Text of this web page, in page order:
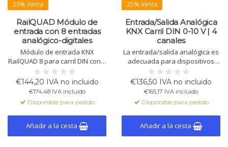
23% Venta
RailQUAD Módulo de
entrada con 8 entradas
analógico-digitales
Módulo de entrada KNX
RailQUAD 8 para carril DIN con 8
entradas analógico-digitales.
Compatible con sensores
Zennio. Configurable como
entrada binaria, sensor de
temperatura o de movimiento.
Incluye 8 termostatos.
€144,20 IVA no incluido
€174,48 IVA incluido
Disponible para pedido
Añadir a la cesta
25% Venta
Entrada/Salida Analógica
KNX Carril DIN 0-10 V | 4
canales
La entrada/salida analógica es
adecuada para dispositivos
con entradas de 0-10V y para
registrar datos de 0-20mA/0-
10V. Cada canal es
configurable. Ancho: 2 TE.
€136,50 IVA no incluido
€165,17 IVA incluido
Disponible para pedido
Añadir a la cesta